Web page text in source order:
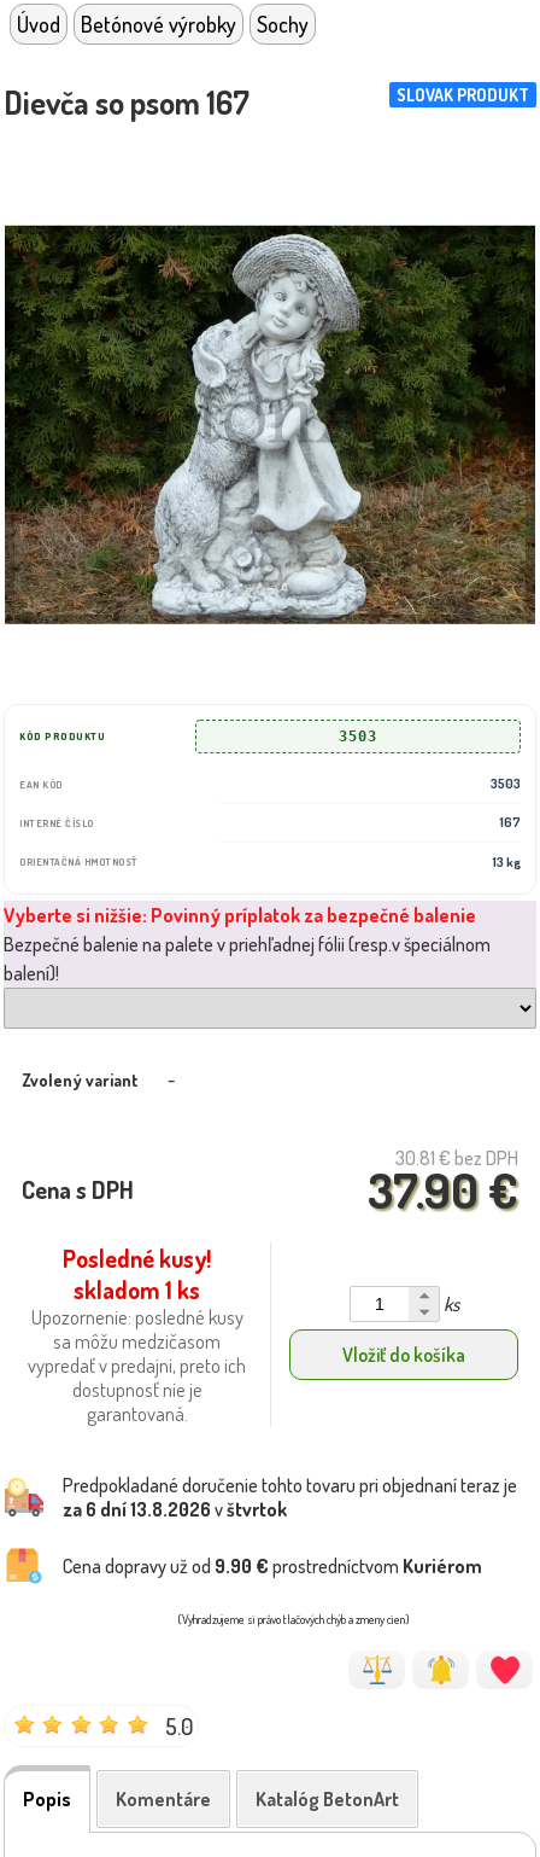
Úvod Betónové výrobky Sochy
SLOVAK PRODUKT
Dievča so psom 167
KÓD PRODUKTU 3503
EAN KÓD 3503
INTERNÉ ČÍSLO 167
ORIENTAČNÁ HMOTNOSŤ 13 kg
Vyberte si nižšie: Povinný príplatok za bezpečné balenie
Bezpečné balenie na palete v priehľadnej fólii (resp.v špeciálnom
balení)!
Zvolený variant -
30.81 € bez DPH
37.90 €
Cena s DPH
Posledné kusy!
skladom 1 ks
Upozornenie: posledné kusy
sa môžu medzičasom
vypredať v predajni, preto ich
dostupnosť nie je
garantovaná.
ks
Vložiť do košíka
Predpokladané doručenie tohto tovaru pri objednaní teraz je
za 6 dní13.8.2026 vštvrtok
Cena dopravy už od 9.90 € prostredníctvom Kuriérom
(Vyhradzujeme si právo tlačových chýb a zmeny cien)
5.0
Popis Komentáre Katalóg BetonArt